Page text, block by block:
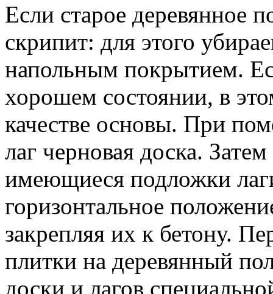
Если старое деревянное
скрипит: для этого
напольным покрытием.
хорошем состоянии, в
качестве основы. При
лаг черновая доска.
имеющиеся подложки
горизонтальное
закрепляя их к бетону.
плитки на деревянный
доски и лагов